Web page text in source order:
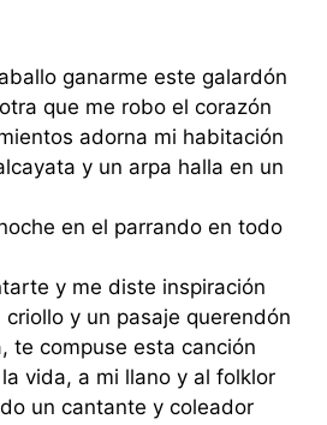
ganarme este galardón
que me robo el corazón
adorna mi habitación
y un arpa halla en un
en el parrando en todo
y me diste inspiración
y un pasaje querendón
te compuse esta canción
vida, a mi llano y al folklor
un cantante y coleador